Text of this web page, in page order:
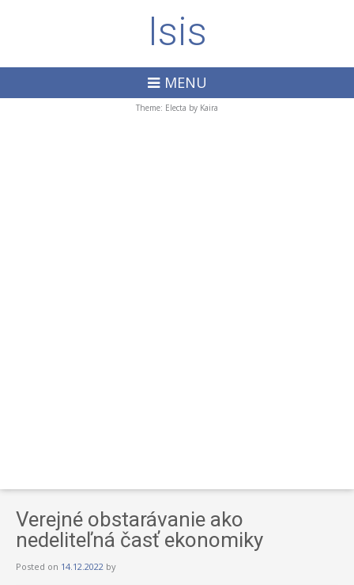
Isis
MENU
Theme: Electa by Kaira
Verejné obstarávanie ako
nedeliteľná časť ekonomiky
Posted on 14.12.2022 by